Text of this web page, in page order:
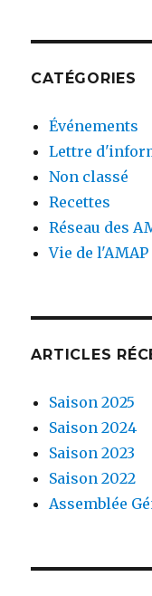
CATÉGORIES
Événements
Lettre
Non classé
Recettes
Réseau des
Vie de l'AMAP
ARTICLES
Saison 2025
Saison 2024
Saison 2023
Saison 2022
Assemblée